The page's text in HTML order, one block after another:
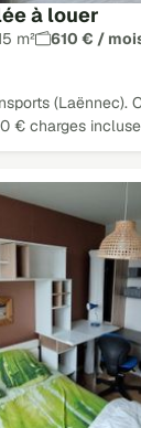
à louer
m²
610 € /
(Laënnec).
€ charges